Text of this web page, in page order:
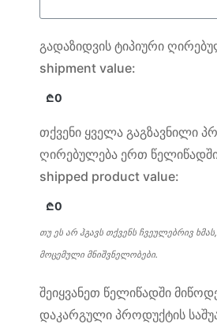
გადაზიდვის ტიპიური
shipment value:
თქვენი ყველა გაგზავნილი
ღირებულება ერთ
shipped product value:
თუ ეს არ ჰგავს თქვენს ჩვეულებრივ
მოცემული მნიშვნელობები.
შეიყვანეთ წელიწადში
დაკარგული პროდუქტის